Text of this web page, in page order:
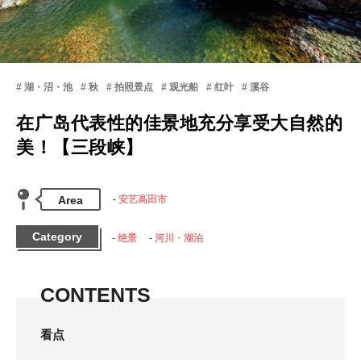
湖・沼・池 秋 拍照景点 观光船 红叶 溪谷
在广岛代表性的佳景地充分享受大自然的
美！【三段峡】
Area 安艺高田市
Category 绝景 河川・湖泊
CONTENTS
看点